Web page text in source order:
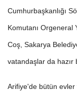
Cumhurbaşkanlığı
Komutanı Orgeneral
Coş, Sakarya
vatandaşlar da hazır
Arifiye'de bütün evler